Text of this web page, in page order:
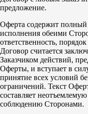
предложение.
Оферта содержит полный
исполнения обеими
ответственность,
Договор считается
Заказчиком действий,
Оферты, и вступает в
принятие всех условий
ограничений. Текст
составляет
соблюдению Сторонами.